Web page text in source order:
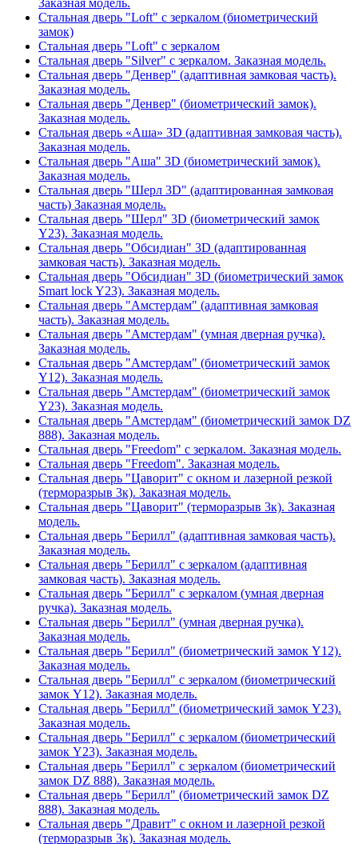
Стальная дверь "Loft" с зеркалом (биометрический
замок)
Стальная дверь "Loft" с зеркалом
Стальная дверь "Silver" с зеркалом. Заказная модель.
Стальная дверь "Денвер" (адаптивная замковая часть).
Заказная модель.
Стальная дверь "Денвер" (биометрический замок).
Заказная модель.
Стальная дверь «Аша» 3D (адаптивная замковая часть).
Заказная модель.
Стальная дверь "Аша" 3D (биометрический замок).
Заказная модель.
Стальная дверь "Шерл 3D" (адаптированная замковая
часть) Заказная модель.
Стальная дверь "Шерл" 3D (биометрический замок
Y23). Заказная модель.
Стальная дверь "Обсидиан" 3D (адаптированная
замковая часть). Заказная модель.
Стальная дверь "Обсидиан" 3D (биометрический замок
Smart lock Y23). Заказная модель.
Стальная дверь "Амстердам" (адаптивная замковая
часть). Заказная модель.
Стальная дверь "Амстердам" (умная дверная ручка).
Заказная модель.
Стальная дверь "Амстердам" (биометрический замок
Y12). Заказная модель.
Стальная дверь "Амстердам" (биометрический замок
Y23). Заказная модель.
Стальная дверь "Амстердам" (биометрический замок DZ
888). Заказная модель.
Стальная дверь "Freedom" с зеркалом. Заказная модель.
Стальная дверь "Freedom". Заказная модель.
Стальная дверь "Цаворит" с окном и лазерной резкой
(терморазрыв 3к). Заказная модель.
Стальная дверь "Цаворит" (терморазрыв 3к). Заказная
модель.
Стальная дверь "Берилл" (адаптивная замковая часть).
Заказная модель.
Стальная дверь "Берилл" с зеркалом (адаптивная
замковая часть). Заказная модель.
Стальная дверь "Берилл" с зеркалом (умная дверная
ручка). Заказная модель.
Стальная дверь "Берилл" (умная дверная ручка).
Заказная модель.
Стальная дверь "Берилл" (биометрический замок Y12).
Заказная модель.
Стальная дверь "Берилл" с зеркалом (биометрический
замок Y12). Заказная модель.
Стальная дверь "Берилл" (биометрический замок Y23).
Заказная модель.
Стальная дверь "Берилл" с зеркалом (биометрический
замок Y23). Заказная модель.
Стальная дверь "Берилл" с зеркалом (биометрический
замок DZ 888). Заказная модель.
Стальная дверь "Берилл" (биометрический замок DZ
888). Заказная модель.
Стальная дверь "Дравит" с окном и лазерной резкой
(терморазрыв 3к). Заказная модель.